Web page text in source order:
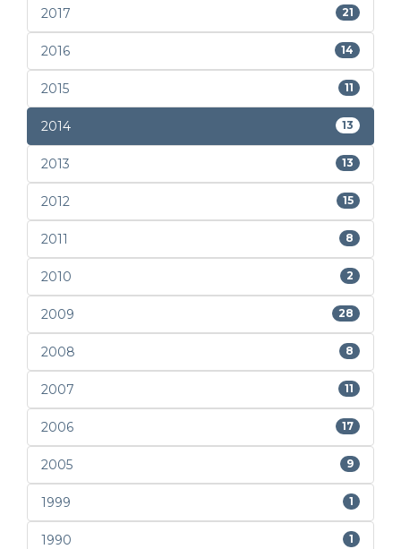
2017 21
2016 14
2015 11
2014 13
2013 13
2012 15
2011 8
2010 2
2009 28
2008 8
2007 11
2006 17
2005 9
1999 1
1990 1